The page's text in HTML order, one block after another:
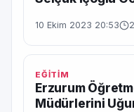
10 Ekim 2023 20:53
EĞİTİM
Erzurum
Müdürlerini